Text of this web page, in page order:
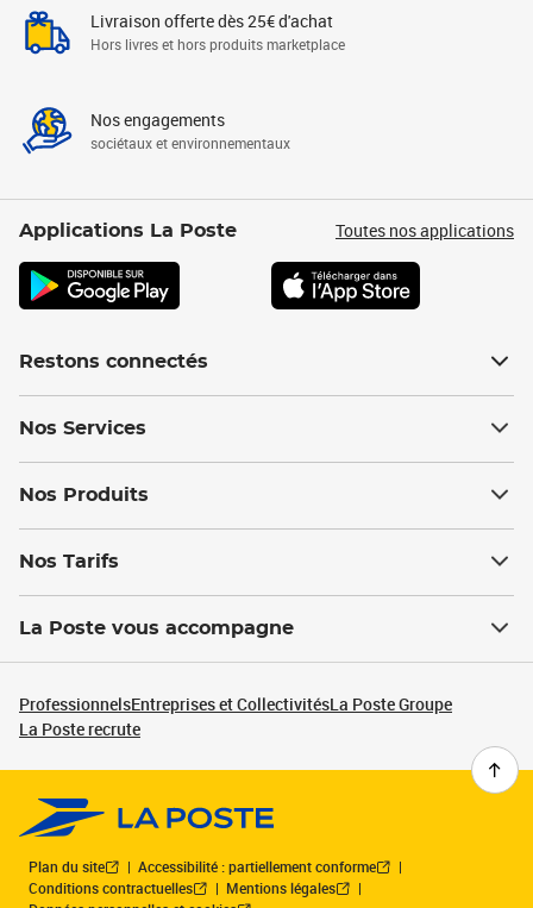
Livraison offerte dès 25€ d'achat
Hors livres et hors produits marketplace
Nos engagements
sociétaux et environnementaux
Applications La Poste Toutes nos applications
Restons connectés
Nos Services
Nos Produits
Nos Tarifs
La Poste vous accompagne
ProfessionnelsEntreprises et CollectivitésLa Poste Groupe
La Poste recrute
Plan du site
Accessibilité : partiellement conforme
Conditions contractuelles
Mentions légales